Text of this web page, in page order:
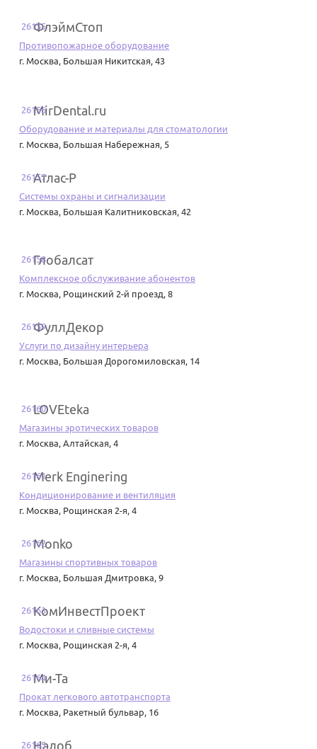
26155ФлэймСтоп
Противопожарное оборудование
г. Москва, Большая Никитская, 43
26156MirDental.ru
Оборудование и материалы для стоматологии
г. Москва, Большая Набережная, 5
26157Атлас-Р
Системы охраны и сигнализации
г. Москва, Большая Калитниковская, 42
26158Глобалсат
Комплексное обслуживание абонентов
г. Москва, Рощинский 2-й проезд, 8
26159ФуллДекор
Услуги по дизайну интерьера
г. Москва, Большая Дорогомиловская, 14
26160LOVEteka
Магазины эротических товаров
г. Москва, Алтайская, 4
26161Merk Enginering
Кондиционирование и вентиляция
г. Москва, Рощинская 2-я, 4
26162Monko
Магазины спортивных товаров
г. Москва, Большая Дмитровка, 9
26163КомИнвестПроект
Водостоки и сливные системы
г. Москва, Рощинская 2-я, 4
26164Ми-Та
Прокат легкового автотранспорта
г. Москва, Ракетный бульвар, 16
26165Налоб